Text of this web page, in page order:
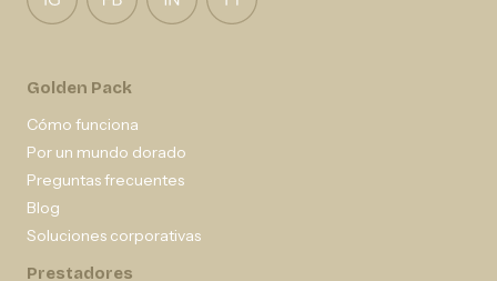
Golden Pack
Cómo funciona
Por un mundo dorado
Preguntas frecuentes
Blog
Soluciones corporativas
Prestadores